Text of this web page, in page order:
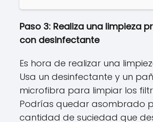
Paso 3: Realiza una limpieza
con desinfectante
Es hora de realizar una
Usa un desinfectante y un
microfibra para limpiar los
Podrías quedar asombrado
cantidad de suciedad que